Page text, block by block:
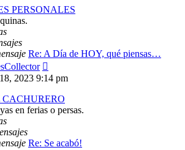
PERSONALES
Re: A Día de HOY, qué piensas…
último
mensaje
2023 9:14 pm
en ferias o persas.
Re: Se acabó!